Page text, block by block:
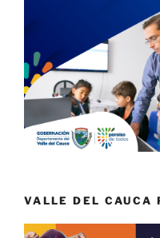
VALLE DEL CAUCA